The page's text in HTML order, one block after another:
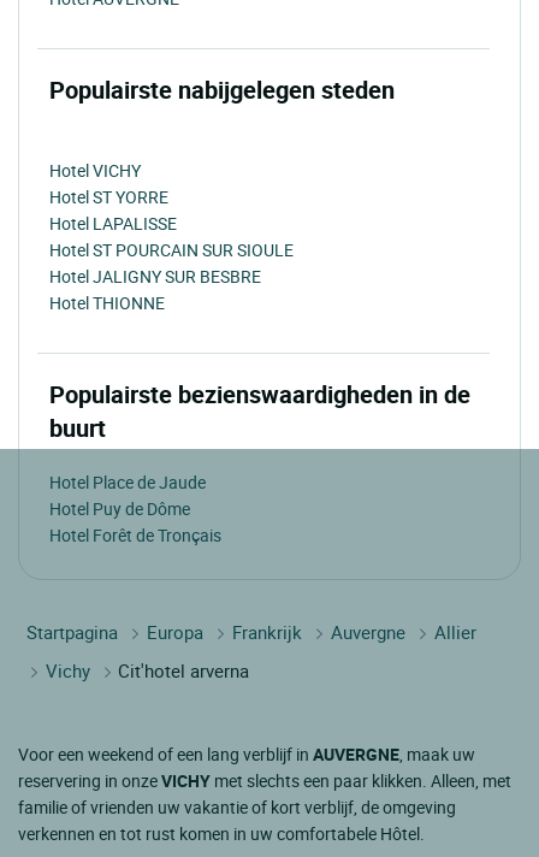
Populairste nabijgelegen steden
Hotel VICHY
Hotel ST YORRE
Hotel LAPALISSE
Hotel ST POURCAIN SUR SIOULE
Hotel JALIGNY SUR BESBRE
Hotel THIONNE
Populairste bezienswaardigheden in de
buurt
Hotel Place de Jaude
Hotel Puy de Dôme
Hotel Forêt de Tronçais
Startpagina Europa Frankrijk Auvergne
Allier
Vichy
Cit'hotel arverna
Voor een weekend of een lang verblijf in AUVERGNE , maak uw
reservering in onzeVICHY met slechts een paar klikken. Alleen, met
familie of vrienden uw vakantie of kort verblijf, de omgeving
verkennen en tot rust komen in uw comfortabele Hôtel.